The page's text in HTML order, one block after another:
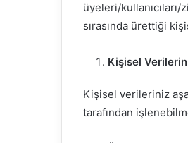
üyeleri/
sırasında ürettiği
Kişisel
Kişisel verileriniz
tarafından